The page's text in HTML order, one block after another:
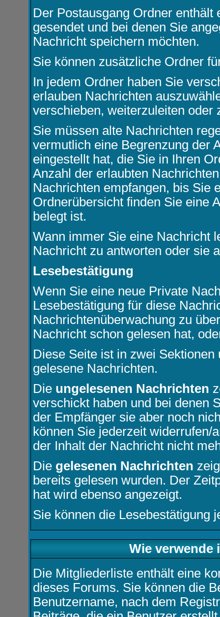
Der Postausgang Ordner
gesendet und bei denen Sie
Nachricht speichern möchten.
Sie können zusätzliche Ordner
In jedem Ordner haben Sie
erlauben Nachrichten
verschieben, weiterzuleiten oder
Sie müssen alte Nachrichten
vermutlich eine Begrenzung der
eingestellt hat, die Sie in Ihren
Anzahl der erlaubten
Nachrichten empfangen, bis Sie
Ordnerübersicht finden Sie eine
belegt ist.
Wann immer Sie eine Nachricht
Nachricht zu antworten oder sie
Lesebestätigung
Wenn Sie eine neue Private
Lesebestätigung für diese
Nachrichtenüberwachung zu
Nachricht schon gelesen hat,
Diese Seite ist in zwei
gelesene Nachrichten.
Die ungelesenen Nachrichten
verschickt haben und bei denen
der Empfänger sie aber noch
können Sie jederzeit widerrufen/
der Inhalt der Nachricht nicht
Die gelesenen Nachrichten
bereits gelesen wurden. Der
hat wird ebenso angezeigt.
Sie können die Lesebestätigung
Wie verwende
Die Mitgliederliste enthält eine
dieses Forums. Sie können die
Benutzername, nach dem